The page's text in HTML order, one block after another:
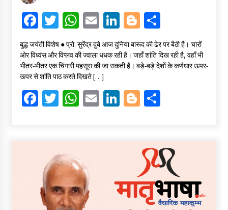
Fa
ce
b
o
o
k
T
wi
tt
er
W
h
at
sA
p
p
E
m
ai
l
Li
n
ke
dI
n
Bl
gg
er
S
ar
e
बुद्ध जयंती विशेष ● प्रो. सुरेंद्र दुबे आज दुनिया बारूद की ढेर पर बैठी है। चारों
ओर विध्वंस और विप्लव की ज्वाला धधक रही है। जहाँ शांति दिख रही है, वहाँ भी
भीतर-भीतर एक चिंगारी महसूस की जा सकती है। बड़े-बड़े देशों के कर्णधार ऊपर-
ऊपर से शांति पाठ करते दिखते […]
Fa
o
k
T W
p
p
E Li Bl
er
S
e